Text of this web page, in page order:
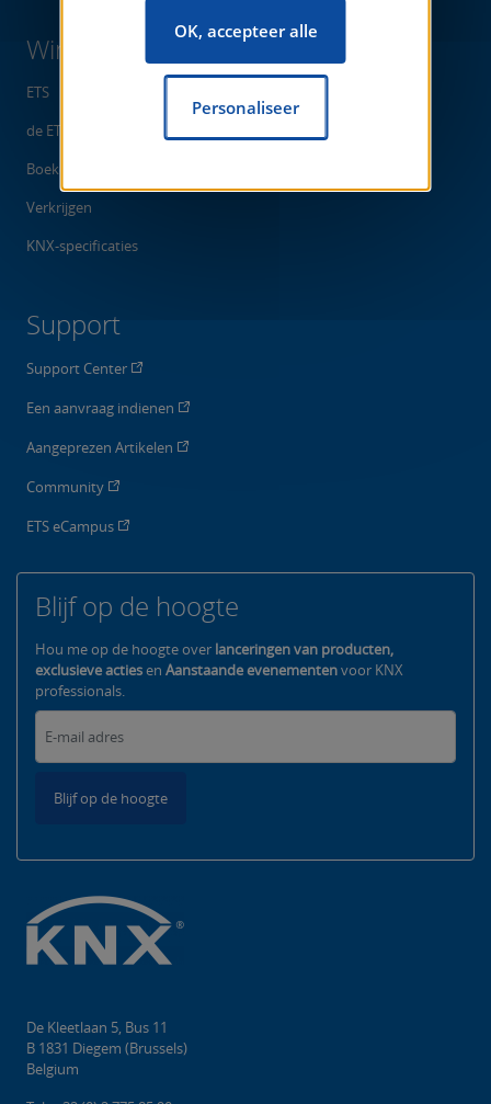
Winkelen
ETS
de ETS App
Boeken
Verkrijgen
KNX-specificaties
Support
Support Center
Een aanvraag indienen
Aangeprezen Artikelen
Community
ETS eCampus
Blijf op de hoogte
Hou me op de hoogte over lanceringen van producten,
exclusieve actiesen Aanstaande evenementenvoor KNX
professionals.
Blijf op de hoogte
De Kleetlaan 5, Bus 11
B 1831 Diegem (Brussels)
Belgium
OK, accepteer alle
Personaliseer